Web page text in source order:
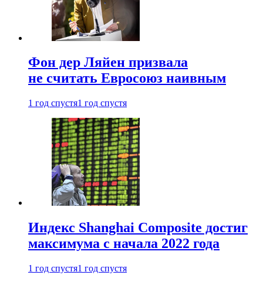
Фон дер Ляйен призвала
не считать Евросоюз наивным
1 год спустя1 год спустя
Индекс Shanghai Composite достиг
максимума с начала 2022 года
1 год спустя1 год спустя